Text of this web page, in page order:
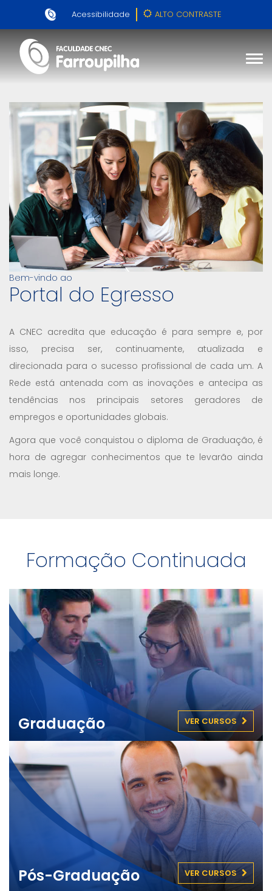
Acessibilidade ALTO CONTRASTE
Bem-vindo ao
Portal do Egresso
A CNEC acredita que educação é para sempre e, por
isso, precisa ser, continuamente, atualizada e
direcionada para o sucesso profissional de cada um. A
Rede está antenada com as inovações e antecipa as
tendências nos principais setores geradores de
empregos e oportunidades globais.
Agora que você conquistou o diploma de Graduação, é
hora de agregar conhecimentos que te levarão ainda
mais longe.
Formação Continuada
Graduação VER CURSOS
Pós-Graduação VER CURSOS